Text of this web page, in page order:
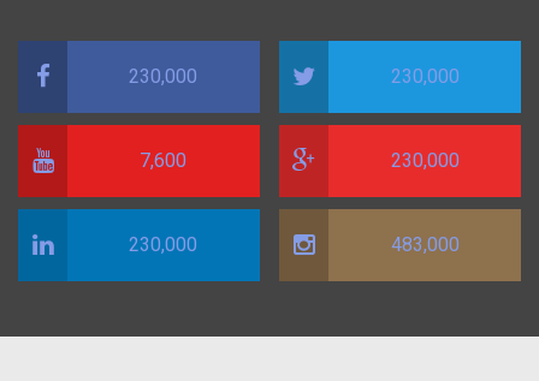
230,000 230,000
7,600 230,000
230,000 483,000